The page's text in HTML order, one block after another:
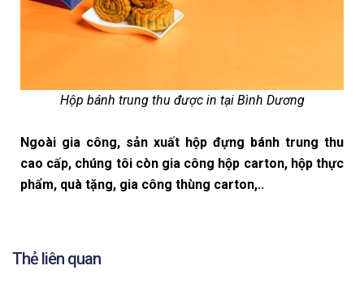
Hộp bánh trung thu được in tại Bình Dương
Ngoài gia công, sản xuất hộp đựng bánh trung thu
cao cấp, chúng tôi còn gia công hộp carton, hộp thực
phẩm, quà tặng, gia công thùng carton,..
Thẻ liên quan